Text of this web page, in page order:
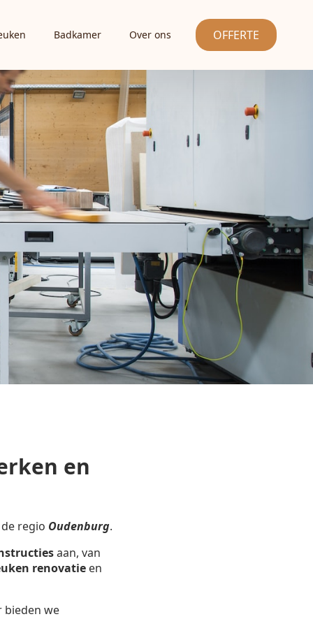
Badkamer Over ons OFFERTE
en
regio Oudenburg.
aan, van
renovatieen
bieden we